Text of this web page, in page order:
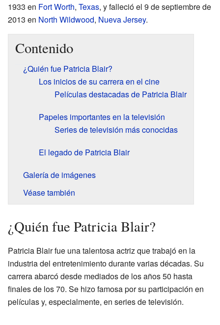
1933 en Fort Worth, Texas, y falleció el 9 de septiembre de
2013 en North Wildwood, Nueva Jersey.
Contenido
¿Quién fue Patricia Blair?
Los inicios de su carrera en el cine
Películas destacadas de Patricia Blair
Papeles importantes en la televisión
Series de televisión más conocidas
El legado de Patricia Blair
Galería de imágenes
Véase también
¿Quién fue Patricia Blair?
Patricia Blair fue una talentosa actriz que trabajó en la
industria del entretenimiento durante varias décadas. Su
carrera abarcó desde mediados de los años 50 hasta
finales de los 70. Se hizo famosa por su participación en
películas y, especialmente, en series de televisión.